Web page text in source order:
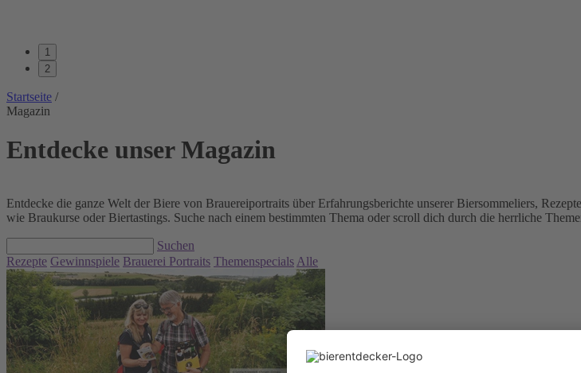
1
2
Startseite /
Magazin
Entdecke unser Magazin
Entdecke die ganze Welt der Biere von Brauereiportraits über Erfahrungsberichte unserer Biersommeliers,
wie Braukurse oder Biertastings. Suche nach einem bestimmten Thema oder scroll dich durch die herrliche
Suchen
Rezepte Gewinnspiele Brauerei Portraits Themenspecials Alle